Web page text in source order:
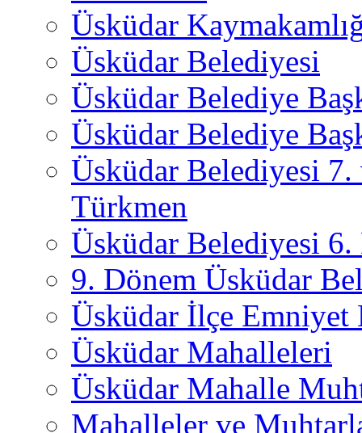
Üsküdar
Üsküdar Belediyesi
Üsküdar Belediye
Üsküdar Belediye
Üsküdar Belediyesi
Türkmen
Üsküdar Belediyesi 6.
9. Dönem Üsküdar
Üsküdar İlçe
Üsküdar Mahalleleri
Üsküdar Mahalle
Mahalleler ve